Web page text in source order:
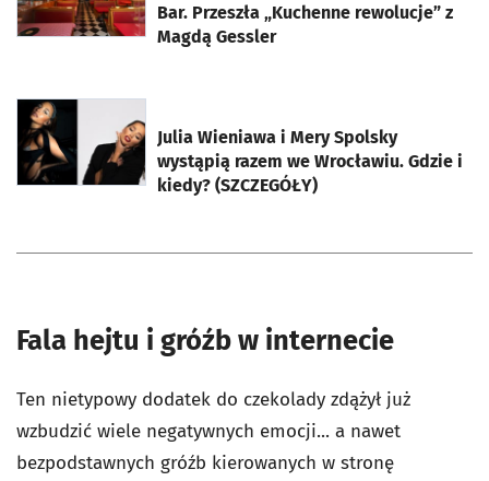
Bar. Przeszła „Kuchenne rewolucje” z
Magdą Gessler
Julia Wieniawa i Mery Spolsky
wystąpią razem we Wrocławiu. Gdzie i
kiedy? (SZCZEGÓŁY)
otworzy się w nowej karcie
Fala hejtu i gróźb w internecie
Ten nietypowy dodatek do czekolady zdążył już
wzbudzić wiele negatywnych emocji... a nawet
bezpodstawnych gróźb kierowanych w stronę